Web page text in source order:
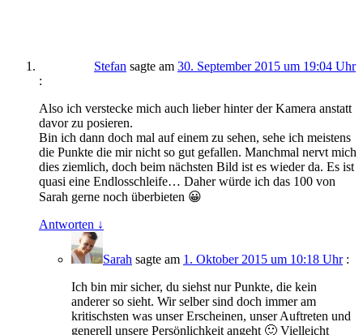
Stefan sagte am 30. September 2015 um 19:04 Uhr
:
Also ich verstecke mich auch lieber hinter der Kamera anstatt
davor zu posieren.
Bin ich dann doch mal auf einem zu sehen, sehe ich meistens
die Punkte die mir nicht so gut gefallen. Manchmal nervt mich
dies ziemlich, doch beim nächsten Bild ist es wieder da. Es ist
quasi eine Endlosschleife… Daher würde ich das 100 von
Sarah gerne noch überbieten 😀
Antworten ↓
Sarah sagte am 1. Oktober 2015 um 10:18 Uhr :
Ich bin mir sicher, du siehst nur Punkte, die kein
anderer so sieht. Wir selber sind doch immer am
kritischsten was unser Erscheinen, unser Auftreten und
generell unsere Persönlichkeit angeht 🙂 Vielleicht